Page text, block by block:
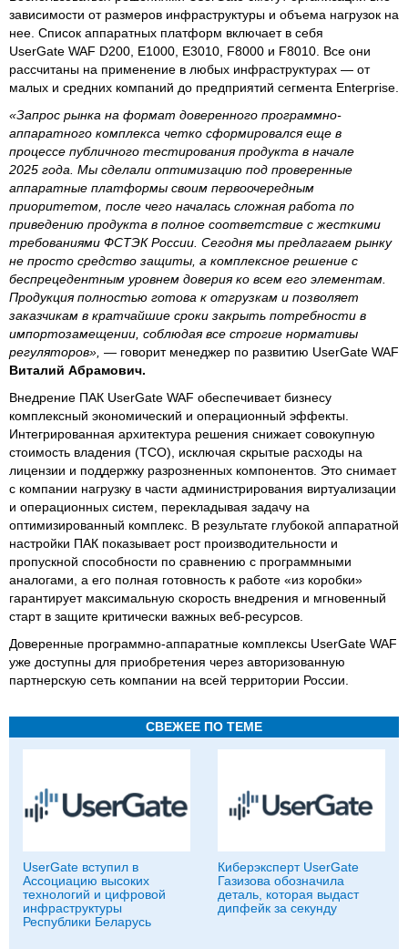
зависимости от размеров инфраструктуры и объема нагрузок на
нее. Список аппаратных платформ включает в себя
UserGate WAF D200, E1000, E3010, F8000 и F8010. Все они
рассчитаны на применение в любых инфраструктурах — от
малых и средних компаний до предприятий сегмента Enterprise.
«Запрос рынка на формат доверенного программно-
аппаратного комплекса четко сформировался еще в
процессе публичного тестирования продукта в начале
2025 года. Мы сделали оптимизацию под проверенные
аппаратные платформы своим первоочередным
приоритетом, после чего началась сложная работа по
приведению продукта в полное соответствие с жесткими
требованиями ФСТЭК России. Сегодня мы предлагаем рынку
не просто средство защиты, а комплексное решение с
беспрецедентным уровнем доверия ко всем его элементам.
Продукция полностью готова к отгрузкам и позволяет
заказчикам в кратчайшие сроки закрыть потребности в
импортозамещении, соблюдая все строгие нормативы
регуляторов», — говорит менеджер по развитию UserGate WAF
Виталий Абрамович.
Внедрение ПАК UserGate WAF обеспечивает бизнесу
комплексный экономический и операционный эффекты.
Интегрированная архитектура решения снижает совокупную
стоимость владения (TCO), исключая скрытые расходы на
лицензии и поддержку разрозненных компонентов. Это снимает
с компании нагрузку в части администрирования виртуализации
и операционных систем, перекладывая задачу на
оптимизированный комплекс. В результате глубокой аппаратной
настройки ПАК показывает рост производительности и
пропускной способности по сравнению с программными
аналогами, а его полная готовность к работе «из коробки»
гарантирует максимальную скорость внедрения и мгновенный
старт в защите критически важных веб-ресурсов.
Доверенные программно-аппаратные комплексы UserGate WAF
уже доступны для приобретения через авторизованную
партнерскую сеть компании на всей территории России.
СВЕЖЕЕ ПО ТЕМЕ
UserGate вступил в
Ассоциацию высоких
технологий и цифровой
инфраструктуры
Республики Беларусь
Киберэксперт UserGate
Газизова обозначила
деталь, которая выдаст
дипфейк за секунду